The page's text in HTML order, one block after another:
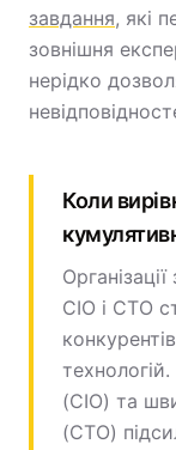
завдання, які
зовнішня
нерідко
Коли
CIO і CTO
(CIO) та
(CTO)